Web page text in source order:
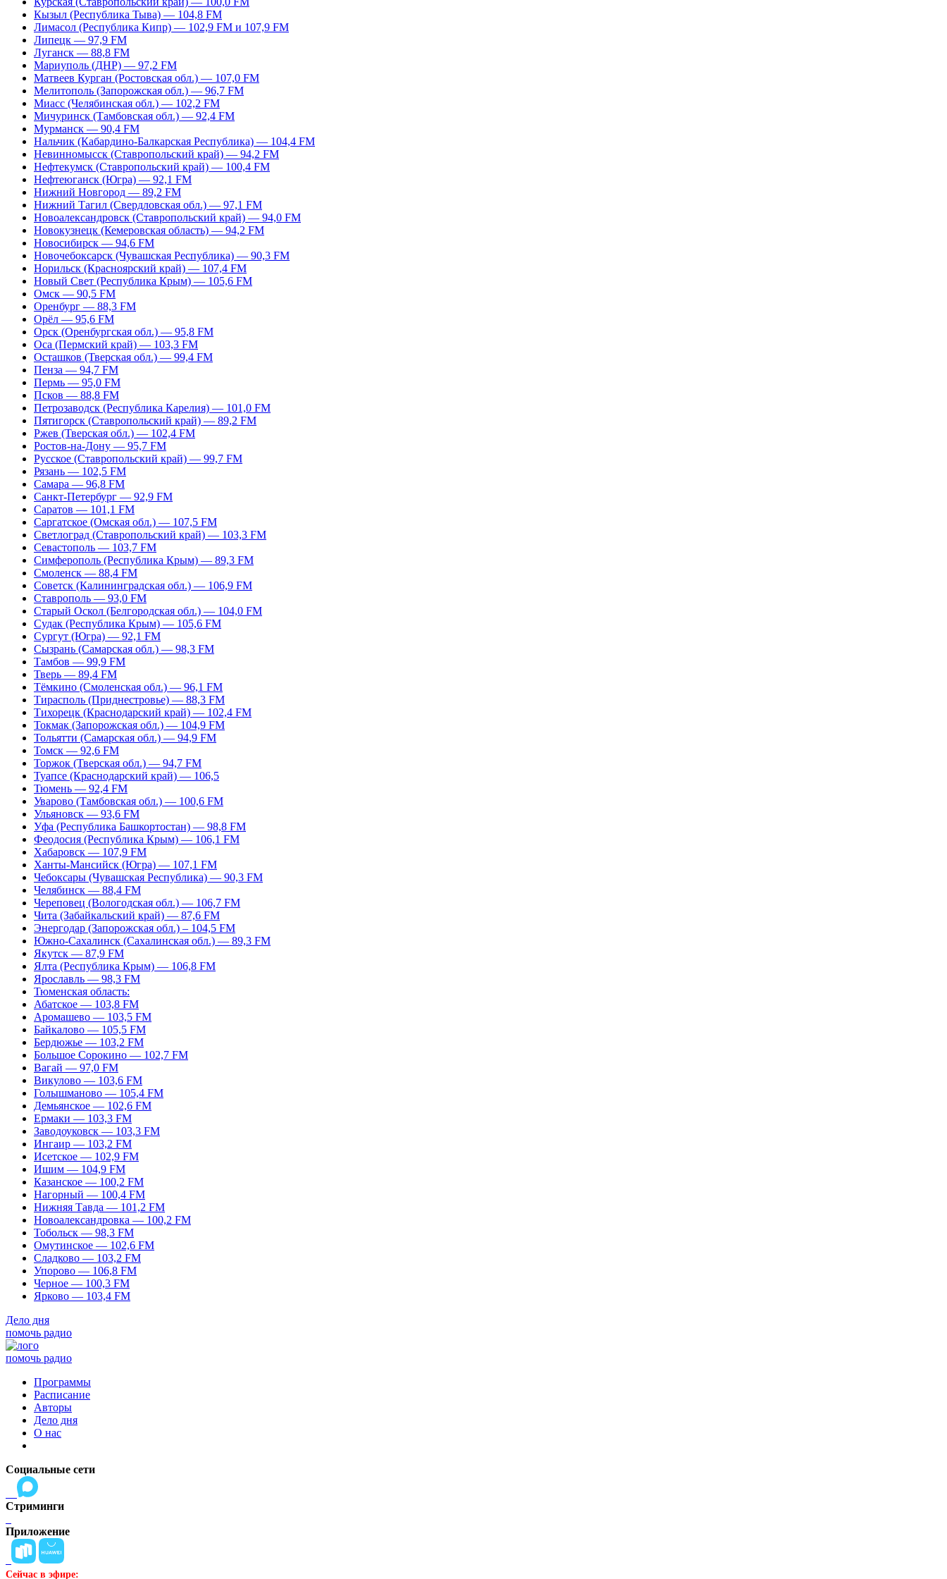
Кызыл (Республика Тыва) — 104,8 FM
Лимасол (Республика Кипр) — 102,9 FM и 107,9 FM
Липецк — 97,9 FM
Луганск — 88,8 FM
Мариуполь (ДНР) — 97,2 FM
Матвеев Курган (Ростовская обл.) — 107,0 FM
Мелитополь (Запорожская обл.) — 96,7 FM
Миасс (Челябинская обл.) — 102,2 FM
Мичуринск (Тамбовская обл.) — 92,4 FM
Мурманск — 90,4 FM
Нальчик (Кабардино-Балкарская Республика) — 104,4 FM
Невинномысск (Ставропольский край) — 94,2 FM
Нефтекумск (Ставропольский край) — 100,4 FM
Нефтеюганск (Югра) — 92,1 FM
Нижний Новгород — 89,2 FM
Нижний Тагил (Свердловская обл.) — 97,1 FM
Новоалександровск (Ставропольский край) — 94,0 FM
Новокузнецк (Кемеровская область) — 94,2 FM
Новосибирск — 94,6 FM
Новочебоксарск (Чувашская Республика) — 90,3 FM
Норильск (Красноярский край) — 107,4 FM
Новый Свет (Республика Крым) — 105,6 FM
Омск — 90,5 FM
Оренбург — 88,3 FM
Орёл — 95,6 FM
Орск (Оренбургская обл.) — 95,8 FM
Оса (Пермский край) — 103,3 FM
Осташков (Тверская обл.) — 99,4 FM
Пенза — 94,7 FM
Пермь — 95,0 FM
Псков — 88,8 FM
Петрозаводск (Республика Карелия) — 101,0 FM
Пятигорск (Ставропольский край) — 89,2 FM
Ржев (Тверская обл.) — 102,4 FM
Ростов-на-Дону — 95,7 FM
Русское (Ставропольский край) — 99,7 FM
Рязань — 102,5 FM
Самара — 96,8 FM
Санкт-Петербург — 92,9 FM
Саратов — 101,1 FM
Саргатское (Омская обл.) — 107,5 FM
Светлоград (Ставропольский край) — 103,3 FM
Севастополь — 103,7 FM
Симферополь (Республика Крым) — 89,3 FM
Смоленск — 88,4 FM
Советск (Калининградская обл.) — 106,9 FM
Ставрополь — 93,0 FM
Старый Оскол (Белгородская обл.) — 104,0 FM
Судак (Республика Крым) — 105,6 FM
Сургут (Югра) — 92,1 FM
Сызрань (Самарская обл.) — 98,3 FM
Тамбов — 99,9 FM
Тверь — 89,4 FM
Тёмкино (Смоленская обл.) — 96,1 FM
Тирасполь (Приднестровье) — 88,3 FM
Тихорецк (Краснодарский край) — 102,4 FM
Токмак (Запорожская обл.) — 104,9 FM
Тольятти (Самарская обл.) — 94,9 FM
Томск — 92,6 FM
Торжок (Тверская обл.) — 94,7 FM
Туапсе (Краснодарский край) — 106,5
Тюмень — 92,4 FM
Уварово (Тамбовская обл.) — 100,6 FM
Ульяновск — 93,6 FM
Уфа (Республика Башкортостан) — 98,8 FM
Феодосия (Республика Крым) — 106,1 FM
Хабаровск — 107,9 FM
Ханты-Мансийск (Югра) — 107,1 FM
Чебоксары (Чувашская Республика) — 90,3 FM
Челябинск — 88,4 FM
Череповец (Вологодская обл.) — 106,7 FM
Чита (Забайкальский край) — 87,6 FM
Энергодар (Запорожская обл.) – 104,5 FM
Южно-Сахалинск (Сахалинская обл.) — 89,3 FM
Якутск — 87,9 FM
Ялта (Республика Крым) — 106,8 FM
Ярославль — 98,3 FM
Тюменская область:
Абатское — 103,8 FM
Аромашево — 103,5 FM
Байкалово — 105,5 FM
Бердюжье — 103,2 FM
Большое Сорокино — 102,7 FM
Вагай — 97,0 FM
Викулово — 103,6 FM
Голышманово — 105,4 FM
Демьянское — 102,6 FM
Ермаки — 103,3 FM
Заводоуковск — 103,3 FM
Ингаир — 103,2 FM
Исетское — 102,9 FM
Ишим — 104,9 FM
Казанское — 100,2 FM
Нагорный — 100,4 FM
Нижняя Тавда — 101,2 FM
Новоалександровка — 100,2 FM
Тобольск — 98,3 FM
Омутинское — 102,6 FM
Сладково — 103,2 FM
Упорово — 106,8 FM
Черное — 100,3 FM
Ярково — 103,4 FM
Дело дня
помочь радио
помочь радио
Программы
Расписание
Авторы
Дело дня
О нас
Социальные сети
Стриминги
Приложение
Сейчас в эфире: